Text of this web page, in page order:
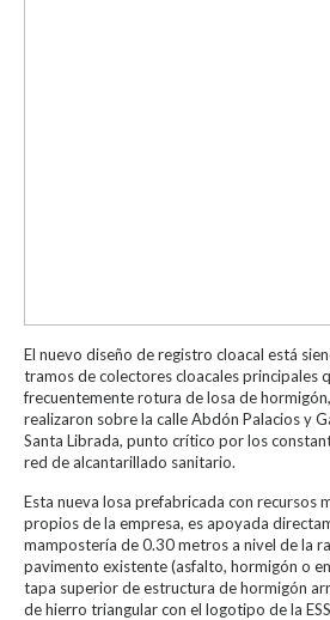
El nuevo diseño de registro cloacal está
tramos de colectores cloacales principales
frecuentemente rotura de losa de
realizaron sobre la calle Abdón Palacios y
Santa Librada, punto crítico por los
red de alcantarillado sanitario.
Esta nueva losa prefabricada con recursos
propios de la empresa, es apoyada
mampostería de 0.30 metros a nivel de la
pavimento existente (asfalto, hormigón o
tapa superior de estructura de hormigón
de hierro triangular con el logotipo de la